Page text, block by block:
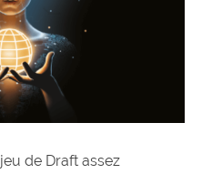
de Draft assez